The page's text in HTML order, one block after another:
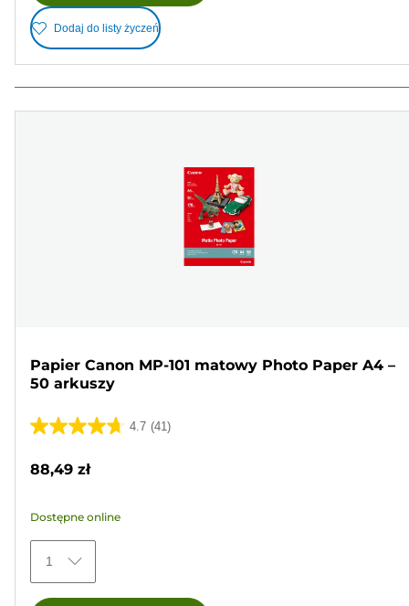
Dodaj do listy życzeń
Papier Canon MP-101 matowy Photo Paper A4 –
50 arkuszy
4.7 (41)
4.7
5
41
Recenzji
88,49 zł
Dostępne online
1